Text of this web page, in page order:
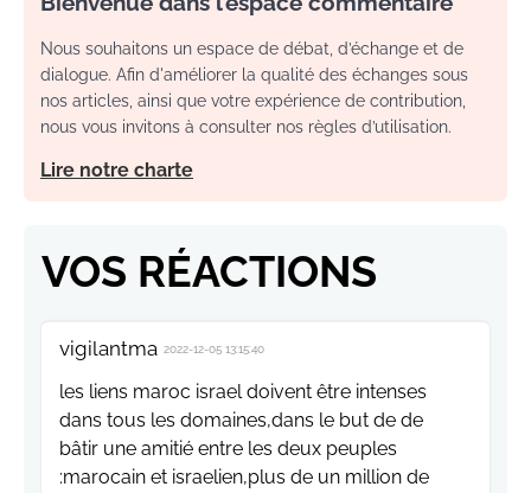
Nous souhaitons un espace de débat, d’échange et de
dialogue. Afin d'améliorer la qualité des échanges sous
nos articles, ainsi que votre expérience de contribution,
nous vous invitons à consulter nos règles d’utilisation.
Lire notre charte
VOS RÉACTIONS
vigilantma 2022-12-05 13:15:40
les liens maroc israel doivent être intenses
dans tous les domaines,dans le but de de
bâtir une amitié entre les deux peuples
:marocain et israelien,plus de un million de